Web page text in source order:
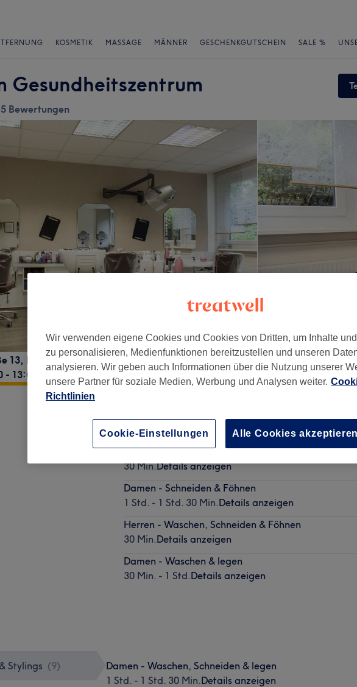
KOSMETIK MASSAGE MÄNNER GESCHENKGUTSCHEIN SALE %
Gesundheitszentrum
Bewertungen
13, Berlin, Friedrichsfelde, 10315
13:00
30 Min.Details anzeigen
Herren - Trockenhaarschnitt plus Waschen
30 Min.Details anzeigen
Damen - Schneiden & Föhnen
1 Std. - 1 Std. 30 Min.Details anzeigen
Herren - Waschen, Schneiden & Föhnen
30 Min.Details anzeigen
Damen - Waschen & legen
30 Min. - 1 Std.Details anzeigen
Stylings (9)
Damen - Waschen, Schneiden & legen
1 Std. - 1 Std. 30 Min.Details anzeigen
Wir verwenden eigene Cookies und Cookies von Dritten, um Inhalte
zu personalisieren, Medienfunktionen bereitzustellen und unseren
analysieren. Wir geben auch Informationen über die Nutzung unserer
unsere Partner für soziale Medien, Werbung und Analysen weiter.
Richtlinien
Cookie-Einstellungen Alle Cookies akzeptieren